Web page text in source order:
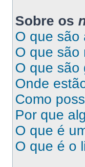
Sobre os
O que são
O que são
O que são
Onde
Como
Por que
O que é
O que é o